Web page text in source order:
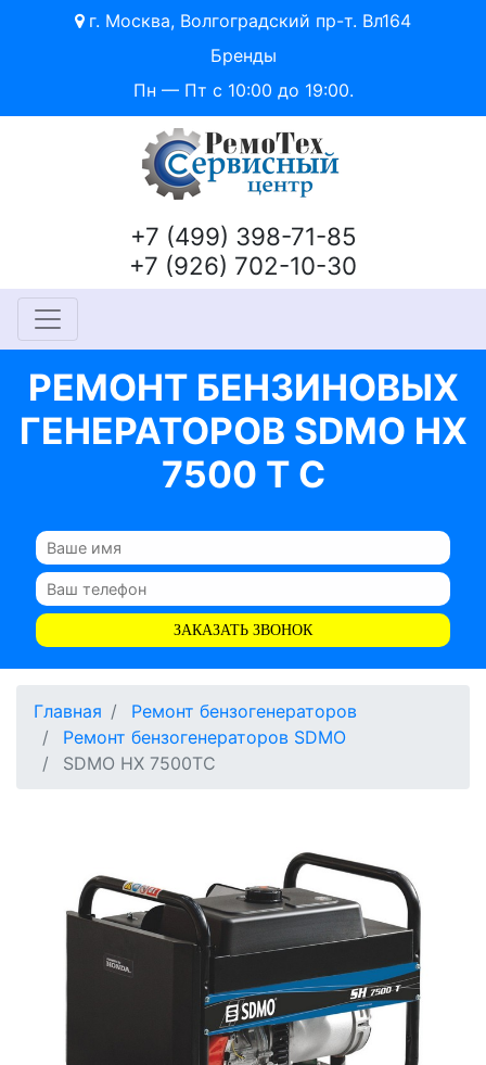
г. Москва, Волгоградский пр-т. Вл164
Бренды
Пн — Пт с 10:00 до 19:00.
+7 (499) 398-71-85
+7 (926) 702-10-30
РЕМОНТ БЕНЗИНОВЫХ
ГЕНЕРАТОРОВ SDMO HX
7500 T C
ЗАКАЗАТЬ ЗВОНОК
Главная
Ремонт бензогенераторов
Ремонт бензогенераторов SDMO
SDMO HX 7500TC